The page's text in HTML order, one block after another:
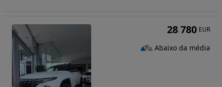
28 780 EUR
Abaixo da média